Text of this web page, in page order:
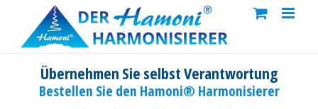
content
Übernehmen Sie selbst Verantwortung
Bestellen Sie den Hamoni® Harmonisierer